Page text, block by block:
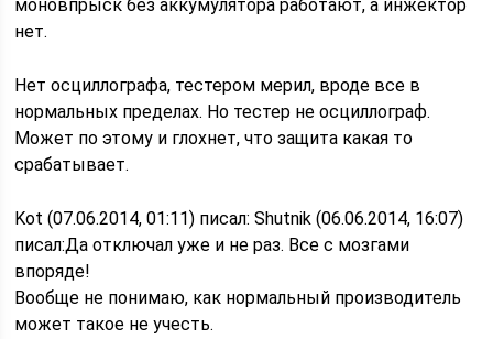
моновпрыск без аккумулятора работают, а инжектор
нет.
Нет осциллографа, тестером мерил, вроде все в
нормальных пределах. Но тестер не осциллограф.
Может по этому и глохнет, что защита какая то
срабатывает.
Kot (07.06.2014, 01:11) писал: Shutnik (06.06.2014, 16:07)
писал:Да отключал уже и не раз. Все с мозгами
впоряде!
Вообще не понимаю, как нормальный производитель
может такое не учесть.